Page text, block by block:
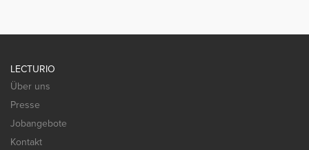
LECTURIO
Über uns
Presse
Jobangebote
Kontakt